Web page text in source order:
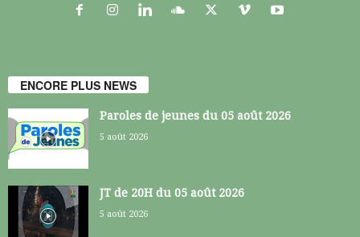
ENCORE PLUS NEWS
Paroles de jeunes du 05 août 2026
5 août 2026
JT de 20H du 05 août 2026
5 août 2026